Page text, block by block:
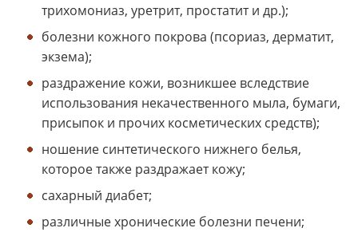
трихомониаз, уретрит, простатит и др.);
болезни кожного покрова (псориаз, дерматит,
экзема);
раздражение кожи, возникшее вследствие
использования некачественного мыла, бумаги,
присыпок и прочих косметических средств);
ношение синтетического нижнего белья,
которое также раздражает кожу;
сахарный диабет;
различные хронические болезни печени;